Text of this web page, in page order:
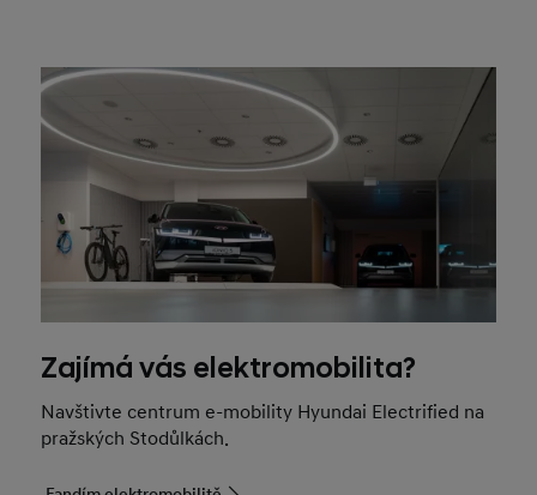
Zajímá vás elektromobilita?
Navštivte centrum e-mobility Hyundai Electrified na
pražských Stodůlkách.